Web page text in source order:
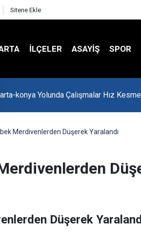
Sitene Ekle
İLÇELER ASAYİŞ SPOR
konya Yolunda Çalışmalar Hız
Merdivenlerden Düşerek Yaralandı
Düşerek